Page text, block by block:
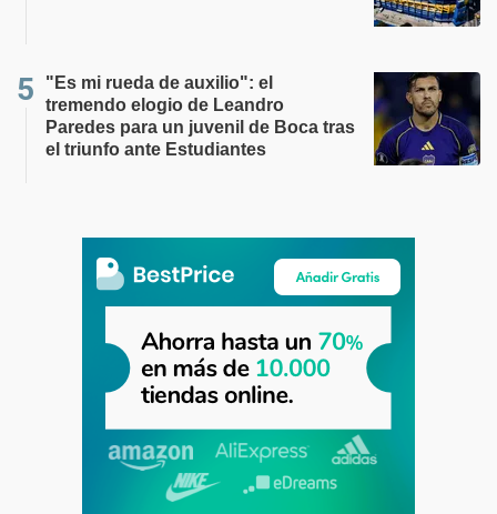
"Es mi rueda de auxilio": el
tremendo elogio de Leandro
Paredes para un juvenil de Boca tras
el triunfo ante Estudiantes